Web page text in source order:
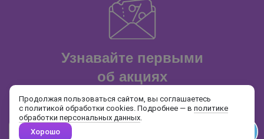
Узнавайте первыми
об акциях
и распродажах
Почта
Продолжая пользоваться сайтом, вы соглашаетесь
с политикой обработки cookies. Подробнее — в политике
обработки персональных данных.
Хорошо